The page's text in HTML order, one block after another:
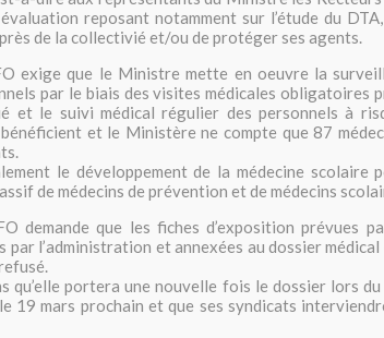
reposant notamment sur l’étude du
de la collectivié et/ou de protéger ses agents.
exige que le Ministre mette en oeuvre la
par le biais des visites médicales obligatoires
et le suivi médical régulier des personnels à
et le Ministère ne compte que 87
le développement de la médecine scolaire
de médecins de prévention et de médecins
demande que les fiches d’exposition prévues
par l’administration et annexées au dossier
qu’elle portera une nouvelle fois le dossier lors
19 mars prochain et que ses syndicats